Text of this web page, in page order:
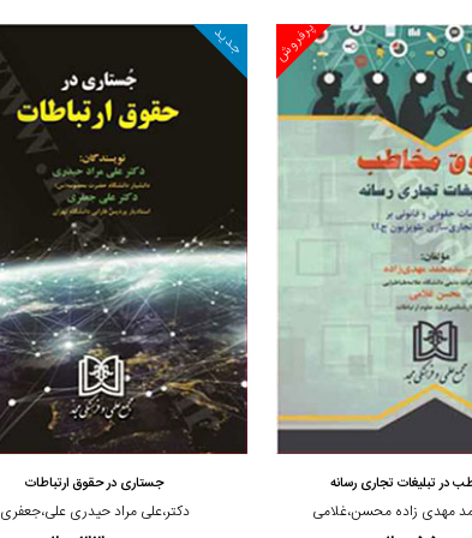
و خرید
پرفروش
مشاهده و خرید
در تبلیغات تجاری رسانه
مهدی زاده محسن،غلامی
جدید
جستاری در حقوق ارتباطات
دکتر،علی مراد حیدری علی،جعفری